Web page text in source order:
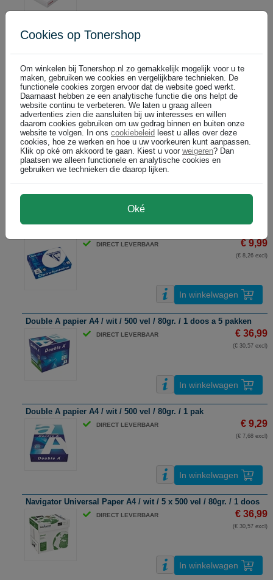
(€ 28,92 excl)
In winkelwagen
Clairefontaine Clairalfa papier / wit / 80 gr. / 1 doos 2500 vel
DIRECT LEVERBAAR
DIRECT LEVERBAAR € 9,99
(€ 8,26 excl)
In winkelwagen
Double A papier A4 / wit / 500 vel / 80gr. / 1 doos a 5 pakken
DIRECT LEVERBAAR € 36,99
(€ 30,57 excl)
In winkelwagen
Double A papier A4 / wit / 500 vel / 80gr. / 1 pak
DIRECT LEVERBAAR € 9,29
(€ 7,68 excl)
In winkelwagen
Navigator Universal Paper A4 / wit / 5 x 500 vel / 80gr. / 1 doos
DIRECT LEVERBAAR € 36,99
(€ 30,57 excl)
In winkelwagen
Cookies op Tonershop
Om winkelen bij Tonershop.nl zo gemakkelijk mogelijk voor u te
maken, gebruiken we cookies en vergelijkbare technieken. De
functionele cookies zorgen ervoor dat de website goed werkt.
Daarnaast hebben ze een analytische functie die ons helpt de
website continu te verbeteren. We laten u graag alleen
advertenties zien die aansluiten bij uw interesses en willen
daarom cookies gebruiken om uw gedrag binnen en buiten onze
website te volgen. In ons cookiebeleid leest u alles over deze
cookies, hoe ze werken en hoe u uw voorkeuren kunt aanpassen.
Klik op oké om akkoord te gaan. Kiest u voor weigeren? Dan
plaatsen we alleen functionele en analytische cookies en
gebruiken we technieken die daarop lijken.
Oké